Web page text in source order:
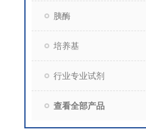
胰酶
培养基
行业专业试剂
查看全部产品